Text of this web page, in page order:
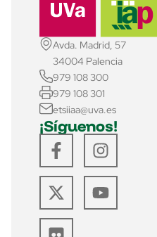
Avda. Madrid, 57
34004 Palencia
979 108 300
979 108 301
etsiiaa@uva.es
¡Síguenos!